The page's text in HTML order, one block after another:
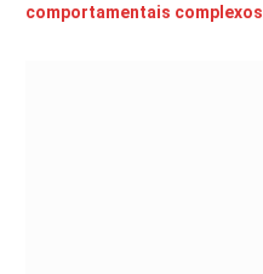
comportamentais complexos